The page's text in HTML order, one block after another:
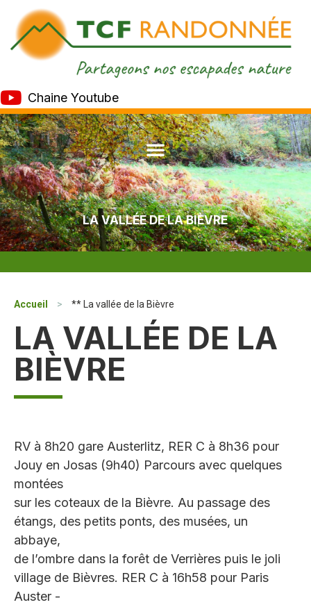
Chaine Youtube
LA VALLÉE DE LA BIÈVRE
Accueil > ** La vallée de la Bièvre
LA VALLÉE DE LA
BIÈVRE
RV à 8h20 gare Austerlitz, RER C à 8h36 pour
Jouy en Josas (9h40) Parcours avec quelques
montées
sur les coteaux de la Bièvre. Au passage des
étangs, des petits ponts, des musées, un
abbaye,
de l’ombre dans la forêt de Verrières puis le joli
village de Bièvres. RER C à 16h58 pour Paris
Auster -